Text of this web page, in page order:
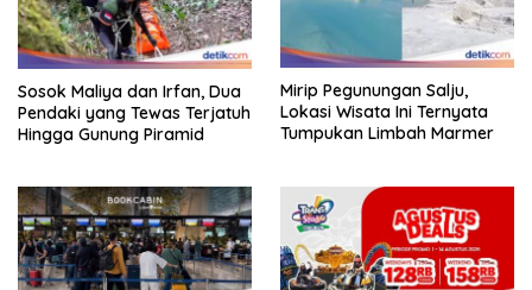
Sosok Maliya dan Irfan, Dua
Pendaki yang Tewas Terjatuh
Hingga Gunung Piramid
Mirip Pegunungan Salju,
Lokasi Wisata Ini Ternyata
Tumpukan Limbah Marmer